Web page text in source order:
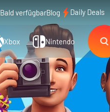
Bald verfügbarBlog Daily Deals
Xbox Nintendo